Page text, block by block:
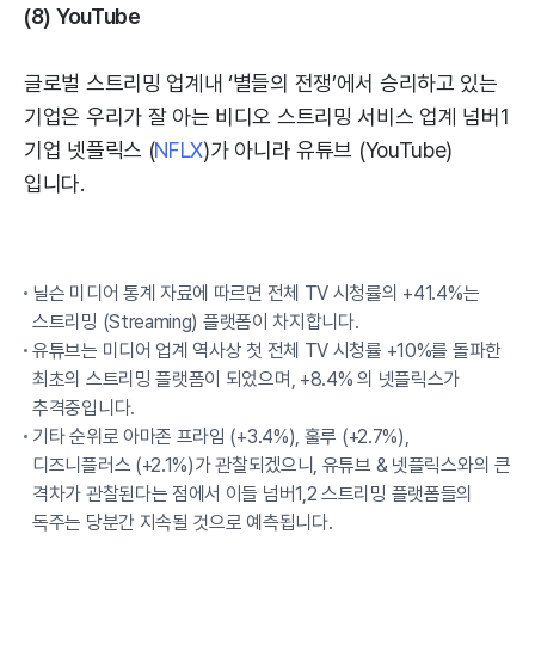
(8) YouTube
글로벌 스트리밍 업계내 ‘별들의 전쟁’에서 승리하고 있는
기업은 우리가 잘 아는 비디오 스트리밍 서비스 업계 넘버1
기업 넷플릭스 (NFLX)가 아니라 유튜브 (YouTube)
입니다.
닐슨 미디어 통계 자료에 따르면 전체 TV 시청률의 +41.4%는
스트리밍 (Streaming) 플랫폼이 차지합니다.
유튜브는 미디어 업계 역사상 첫 전체 TV 시청률 +10%를 돌파한
최초의 스트리밍 플랫폼이 되었으며, +8.4% 의 넷플릭스가
추격중입니다.
기타 순위로 아마존 프라임 (+3.4%), 훌루 (+2.7%),
디즈니플러스 (+2.1%)가 관찰되겠으니, 유튜브 & 넷플릭스와의 큰
격차가 관찰된다는 점에서 이들 넘버1,2 스트리밍 플랫폼들의
독주는 당분간 지속될 것으로 예측됩니다.